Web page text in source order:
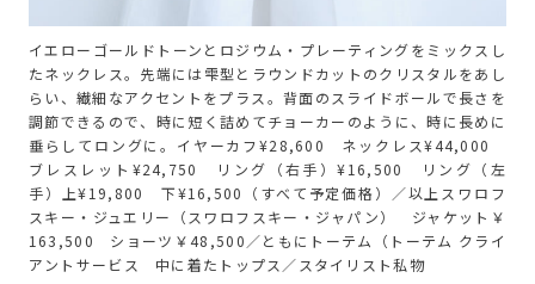
イエローゴールドトーンとロジウム・プレーティングをミックスし
たネックレス。先端には雫型とラウンドカットのクリスタルをあし
らい、繊細なアクセントをプラス。背面のスライドボールで長さを
調節できるので、時に短く詰めてチョーカーのように、時に長めに
垂らしてロングに。イヤーカフ¥28,600 ネックレス¥44,000
ブレスレット¥24,750 リング（右手）¥16,500 リング（左
手）上¥19,800 下¥16,500（すべて予定価格）／以上スワロフ
スキー・ジュエリー（スワロフスキー・ジャパン） ジャケット￥
163,500 ショーツ￥48,500／ともにトーテム（トーテム クライ
アントサービス 中に着たトップス／スタイリスト私物